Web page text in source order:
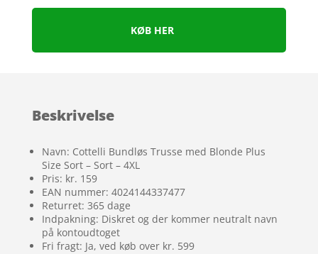
KØB HER
Beskrivelse
Navn: Cottelli Bundløs Trusse med Blonde Plus
Size Sort – Sort – 4XL
Pris: kr. 159
EAN nummer: 4024144337477
Returret: 365 dage
Indpakning: Diskret og der kommer neutralt navn
på kontoudtoget
Fri fragt: Ja, ved køb over kr. 599